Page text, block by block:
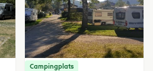
Campingplats